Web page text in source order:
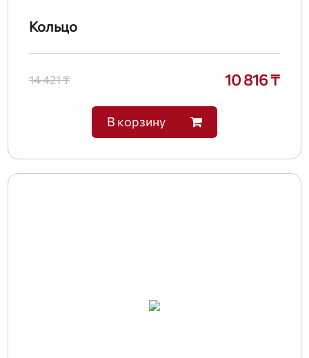
Кольцо
14 421 ₸ 10 816 ₸
В корзину